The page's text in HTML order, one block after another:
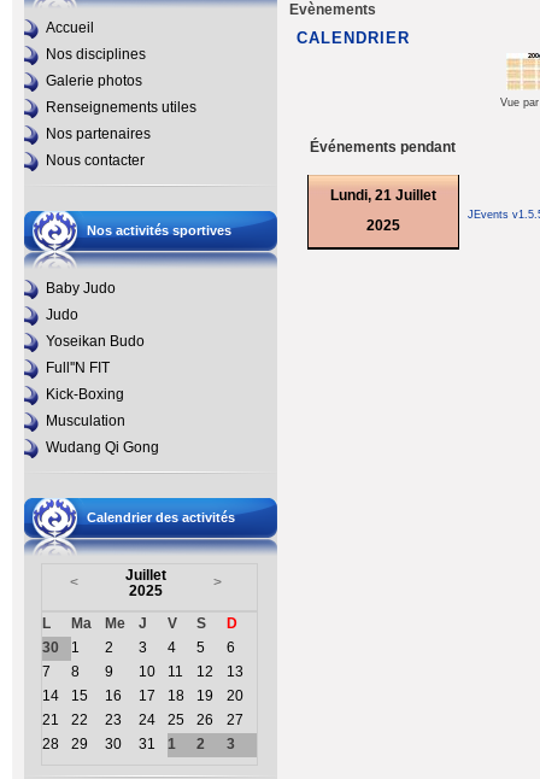
Accueil
Nos disciplines
Galerie photos
Renseignements utiles
Nos partenaires
Nous contacter
Nos activités sportives
Baby Judo
Judo
Yoseikan Budo
Full''N FIT
Kick-Boxing
Musculation
Wudang Qi Gong
Calendrier des activités
<
Juillet
2025
>
L Ma Me J V S
D
30
1 2 3 4 5
6
7
8 9 10 11 12
13
14
15 16 17 18 19
20
21
22 23 24 25 26
27
28
29 30 31 1 2 3
Evènements
CALENDRIER
Vue
Événements pendant
Lundi, 21 Juillet
2025
JEvents